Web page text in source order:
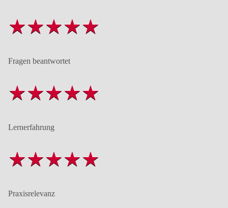
Fragen beantwortet
Lernerfahrung
Praxisrelevanz